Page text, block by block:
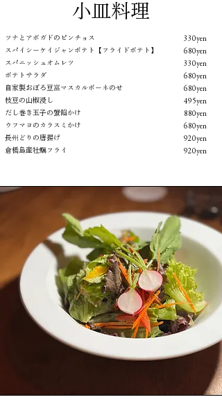
小皿料理
ツナとアボガドのピンチョス
スパイシーケイジャンポテト【フライドポテト】
スパニッシュオムレツ
ポテトサラダ
自家製おぼろ豆富マスカルポーネのせ
枝豆の山椒浸し
だし巻き玉子の蟹餡かけ
ウフマヨのカラスミかけ
長州どりの唐揚げ
倉橋島産牡蠣フライ
330yen
680yen
330yen
680yen
680yen
495yen
880yen
680yen
920yen
920yen